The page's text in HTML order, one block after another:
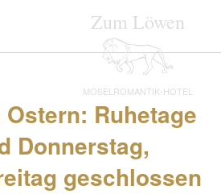
Zum Löwen
MOSELROMANTIK-HOTEL
Ruhetage
Donnerstag,
geschlossen